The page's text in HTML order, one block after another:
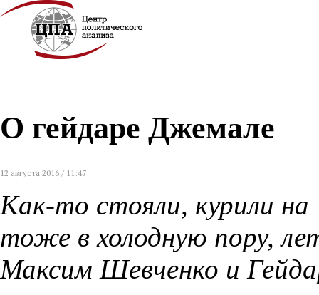
О гейдаре Джемале
12 августа 2016 / 11:47
Как-то стояли, курили
тоже в холодную пору,
Максим Шевченко и